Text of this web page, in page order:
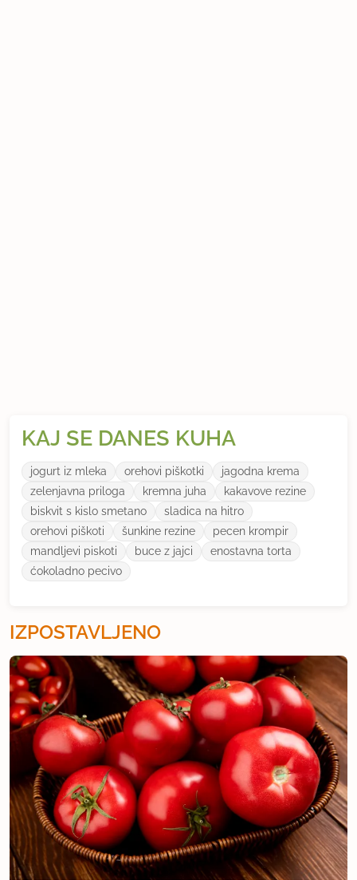
KAJ SE DANES KUHA
jogurt iz mleka orehovi piškotki
jagodna krema
zelenjavna priloga
kremna juha
kakavove rezine
biskvit s kislo smetano
sladica na hitro
orehovi piškoti
šunkine rezine
pecen krompir
mandljevi piskoti
buce z jajci
enostavna torta
ćokoladno pecivo
IZPOSTAVLJENO